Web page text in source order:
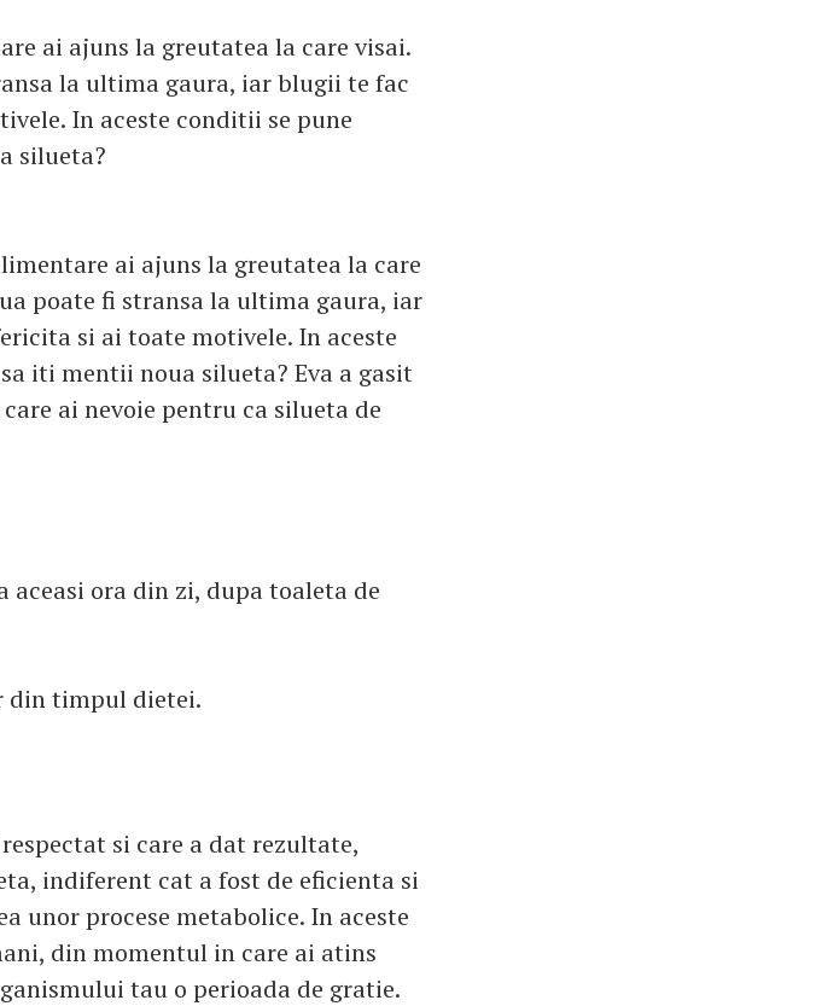
ai ajuns la greutatea la care visai.
la ultima gaura, iar blugii te fac
In aceste conditii se pune
silueta?
ai ajuns la greutatea la care
poate fi stransa la ultima gaura, iar
si ai toate motivele. In aceste
iti mentii noua silueta? Eva a gasit
care ai nevoie pentru ca silueta de
aceasi ora din zi, dupa toaleta de
din timpul dietei.
si care a dat rezultate,
indiferent cat a fost de eficienta si
unor procese metabolice. In aceste
din momentul in care ai atins
tau o perioada de gratie.